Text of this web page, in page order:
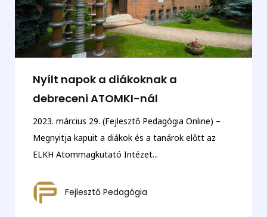
Nyílt napok a diákoknak a
debreceni ATOMKI-nál
2023. március 29. (Fejlesztő Pedagógia Online) –
Megnyitja kapuit a diákok és a tanárok előtt az
ELKH Atommagkutató Intézet...
Fejlesztő Pedagógia